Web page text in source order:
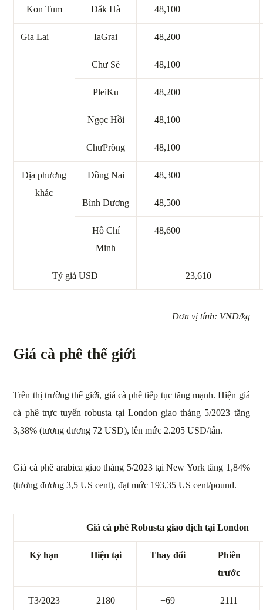
Kon Tum Đắk Hà 48,100
Gia Lai IaGrai 48,200
Chư Sê 48,100
PleiKu 48,200
Ngọc Hồi 48,100
ChưPrông 48,100
Địa phương
khác
Đồng Nai 48,300
Bình Dương 48,500
Hồ Chí
Minh
48,600
Tỷ giá USD 23,610
Đơn vị tính: VND/kg
Giá cà phê thế giới
Trên thị trường thế giới, giá cà phê tiếp tục tăng mạnh. Hiện giá
cà phê trực tuyến robusta tại London giao tháng 5/2023 tăng
3,38% (tương đương 72 USD), lên mức 2.205 USD/tấn.
Giá cà phê arabica giao tháng 5/2023 tại New York tăng 1,84%
(tương đương 3,5 US cent), đạt mức 193,35 US cent/pound.
Giá cà phê Robusta giao dịch tại London
Kỳ hạn Hiện tại Thay đổi
Phiên
trước
T3/2023 2180 +69 2111